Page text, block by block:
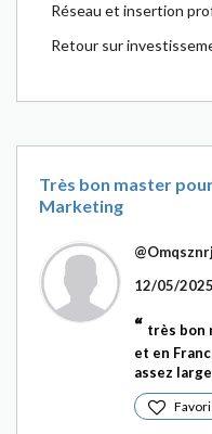
Réseau et insertion
Retour sur
Très bon master
Marketing
12/05/2025
très bon
et en
assez